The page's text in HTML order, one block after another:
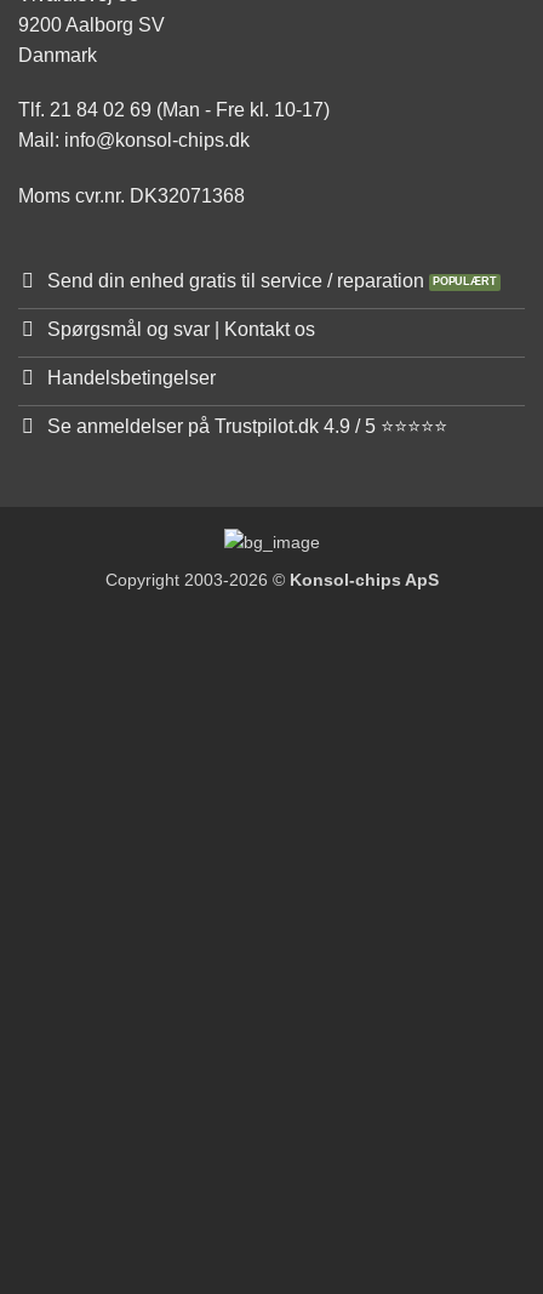
9200 Aalborg SV
Danmark
Tlf. 21 84 02 69 (Man - Fre kl. 10-17)
Mail: info@konsol-chips.dk
Moms cvr.nr. DK32071368
Send din enhed gratis til service / reparation
Spørgsmål og svar | Kontakt os
Handelsbetingelser
Se anmeldelser på Trustpilot.dk 4.9 / 5 ⭐⭐⭐⭐⭐
Copyright 2003-2026 © Konsol-chips ApS